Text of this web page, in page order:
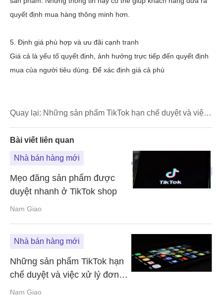
Quay lại: Những sản phẩm TikTok hạn chế duyệt và việc
Bài viết liên quan
Nhà bán hàng mới
Mẹo đăng sản phẩm được
duyệt nhanh ở TikTok shop
Nam Giao
Nhà bán hàng mới
Những sản phẩm TikTok hạn
chế duyệt và việc xử lý đơn
hàng trên TikTok shop
Nam Giao